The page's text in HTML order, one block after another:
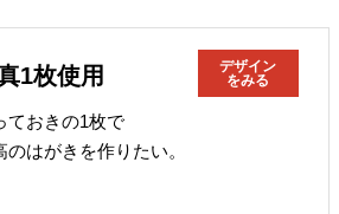
1枚使用
デザイン
をみる
ておきの1枚で
のはがきを作りたい。